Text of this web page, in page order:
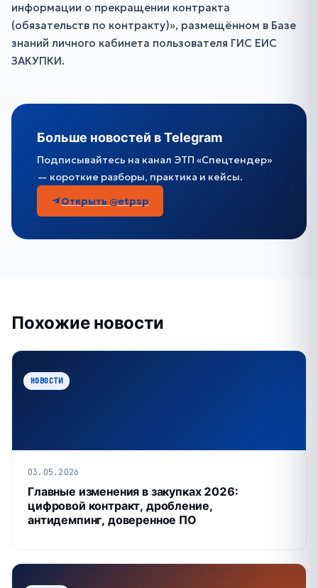
информации о прекращении контракта
(обязательств по контракту)», размещённом в Базе
знаний личного кабинета пользователя ГИС ЕИС
ЗАКУПКИ.
Больше новостей в Telegram
Подписывайтесь на канал ЭТП «Спецтендер»
— короткие разборы, практика и кейсы.
Открыть @etpsp
Похожие новости
НОВОСТИ
03.05.2026
Главные изменения в закупках 2026:
цифровой контракт, дробление,
антидемпинг, доверенное ПО